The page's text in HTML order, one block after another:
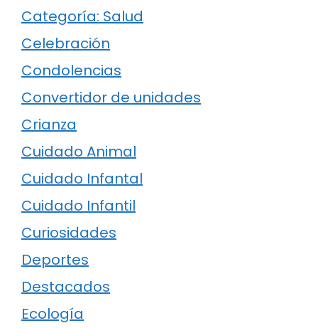
Categoría: Salud
Celebración
Condolencias
Convertidor de unidades
Crianza
Cuidado Animal
Cuidado Infantal
Cuidado Infantil
Curiosidades
Deportes
Destacados
Ecología